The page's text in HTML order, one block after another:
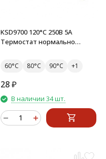
KSD9700 120°C 250В 5А
Термостат нормально
60°C 80°C 90°C
28₽
В наличии 34 шт.